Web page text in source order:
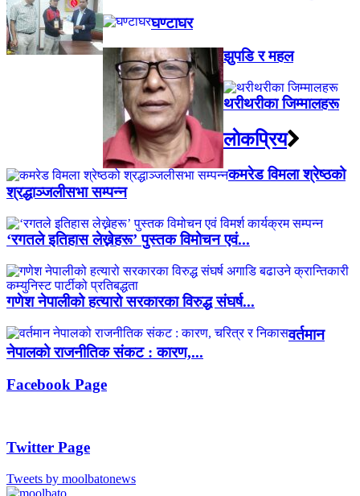
घण्टाघर
झुपडि र महल
थरीथरीका जिम्मालहरू
लाेकप्रिय
कमरेड विमला श्रेष्ठको
श्रद्धाञ्जलीसभा सम्पन्न
‘रगतले इतिहास लेख्नेहरू’ पुस्तक विमोचन एवं...
गणेश नेपालीको हत्यारो सरकारका विरुद्ध संघर्ष...
वर्तमान
नेपालको राजनीतिक संकट : कारण,...
Facebook Page
Twitter Page
Tweets by moolbatonews